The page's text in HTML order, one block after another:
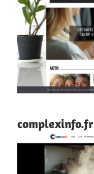
complexinfo.fr